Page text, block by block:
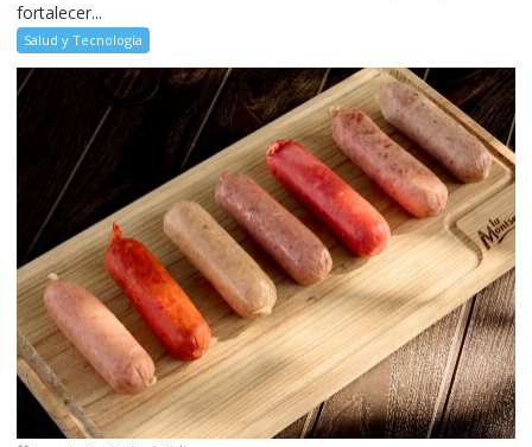
fortalecer...
Salud y Tecnología